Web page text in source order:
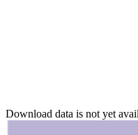
Download data is not yet